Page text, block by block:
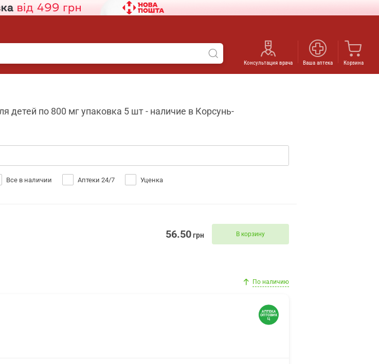
Консультация врача Ваша аптека Корзина
детей по 800 мг упаковка 5 шт - наличие в Корсунь-
Все в наличии Аптеки 24/7 Уценка
56.50грн В корзину
По наличию